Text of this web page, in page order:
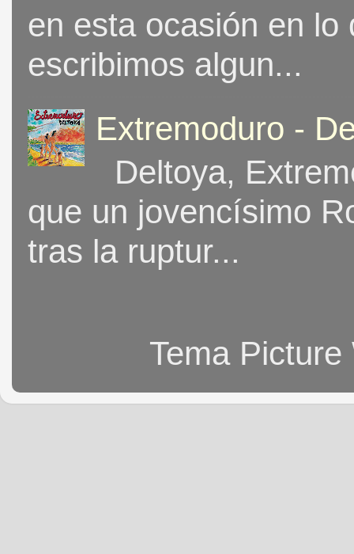
en esta ocasión en
escribimos algun...
Extremoduro -
Deltoya,
que un jovencísimo
tras la ruptur...
Tema